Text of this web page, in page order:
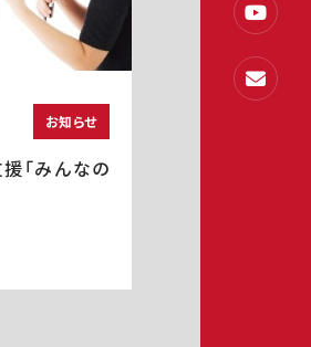
お知らせ
「みんなの